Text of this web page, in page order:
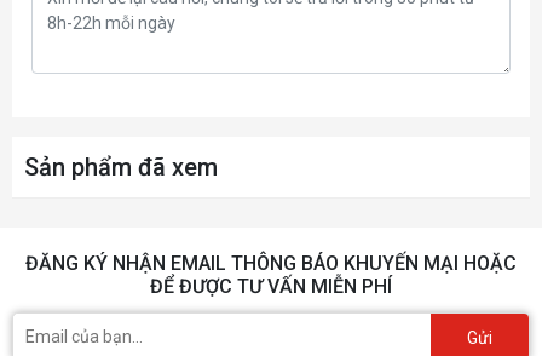
Sản phẩm đã xem
ĐĂNG KÝ NHẬN EMAIL THÔNG BÁO KHUYẾN MẠI HOẶC
ĐỂ ĐƯỢC TƯ VẤN MIỄN PHÍ
Gửi